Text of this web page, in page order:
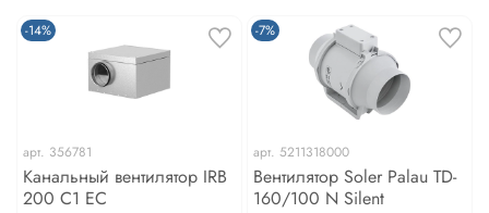
-14%
арт. 356781
Канальный вентилятор IRB
200 C1 EC
-7%
арт. 5211318000
Вентилятор Soler Palau TD-
160/100 N Silent